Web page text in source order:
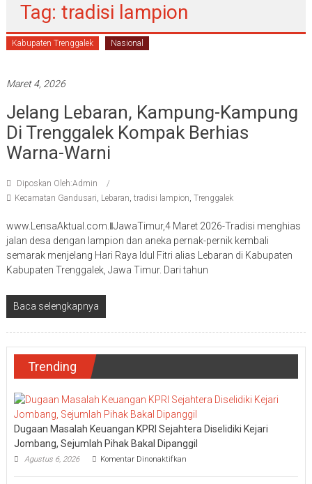
Tag: tradisi lampion
Kabupaten Trenggalek Nasional
Maret 4, 2026
Jelang Lebaran, Kampung-Kampung
Di Trenggalek Kompak Berhias
Warna-Warni
Diposkan Oleh:Admin
Kecamatan Gandusari, Lebaran, tradisi lampion, Trenggalek
www.LensaAktual.com.ǁJawaTimur,4 Maret 2026-Tradisi menghias
jalan desa dengan lampion dan aneka pernak-pernik kembali
semarak menjelang Hari Raya Idul Fitri alias Lebaran di Kabupaten
Kabupaten Trenggalek, Jawa Timur. Dari tahun
Baca selengkapnya
Trending
Dugaan Masalah Keuangan KPRI Sejahtera Diselidiki Kejari
Jombang, Sejumlah Pihak Bakal Dipanggil
Agustus 6, 2026 Komentar Dinonaktifkanpada
Masalah